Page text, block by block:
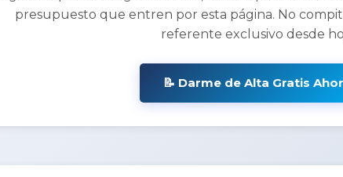
presupuesto que entren por esta página. No
referente exclusivo desde
📝 Darme de Alta Gratis